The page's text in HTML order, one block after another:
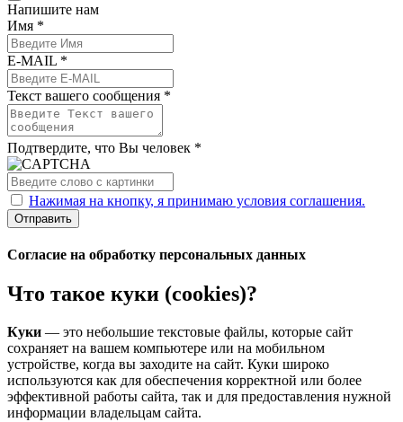
Напишите нам
Имя *
E-MAIL *
Текст вашего сообщения *
Подтвердите, что Вы человек *
Нажимая на кнопку, я принимаю условия соглашения.
Отправить
Согласие на обработку персональных данных
Что такое куки (cookies)?
Куки — это небольшие текстовые файлы, которые сайт
сохраняет на вашем компьютере или на мобильном
устройстве, когда вы заходите на сайт. Куки широко
используются как для обеспечения корректной или более
эффективной работы сайта, так и для предоставления нужной
информации владельцам сайта.